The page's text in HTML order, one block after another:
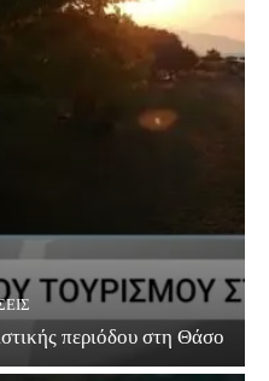
περιόδου στη Θάσο